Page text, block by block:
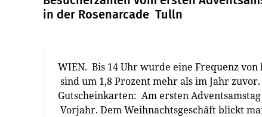
in der Rosenarcade Tulln
WIEN. Bis 14 Uhr wurde eine Frequenz von
sind um 1,8 Prozent mehr als im Jahr
Gutscheinkarten: Am ersten
Vorjahr. Dem Weihnachtsgeschäft blickt